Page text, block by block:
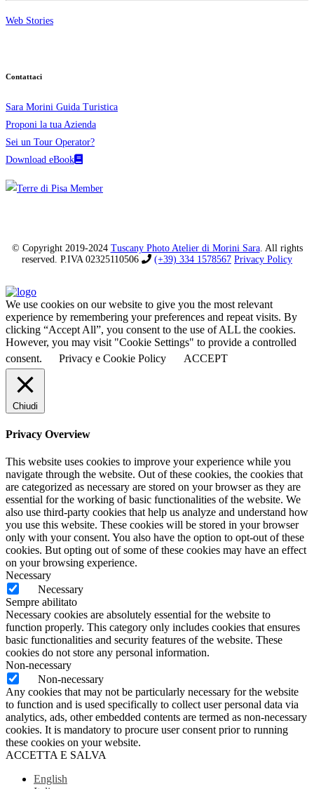
Web Stories
Contattaci
Sara Morini Guida Turistica
Proponi la tua Azienda
Sei un Tour Operator?
Download eBook
© Copyright 2019-2024 Tuscany Photo Atelier di Morini Sara. All rights
reserved. P.IVA 02325110506
(+39) 334 1578567 Privacy Policy
We use cookies on our website to give you the most relevant
experience by remembering your preferences and repeat visits. By
clicking “Accept All”, you consent to the use of ALL the cookies.
However, you may visit "Cookie Settings" to provide a controlled
consent.
Privacy e Cookie Policy ACCEPT
Chiudi
Privacy Overview
This website uses cookies to improve your experience while you
navigate through the website. Out of these cookies, the cookies that
are categorized as necessary are stored on your browser as they are
essential for the working of basic functionalities of the website. We
also use third-party cookies that help us analyze and understand how
you use this website. These cookies will be stored in your browser
only with your consent. You also have the option to opt-out of these
cookies. But opting out of some of these cookies may have an effect
on your browsing experience.
Necessary
Necessary
Sempre abilitato
Necessary cookies are absolutely essential for the website to
function properly. This category only includes cookies that ensures
basic functionalities and security features of the website. These
cookies do not store any personal information.
Non-necessary
Non-necessary
Any cookies that may not be particularly necessary for the website
to function and is used specifically to collect user personal data via
analytics, ads, other embedded contents are termed as non-necessary
cookies. It is mandatory to procure user consent prior to running
these cookies on your website.
ACCETTA E SALVA
English